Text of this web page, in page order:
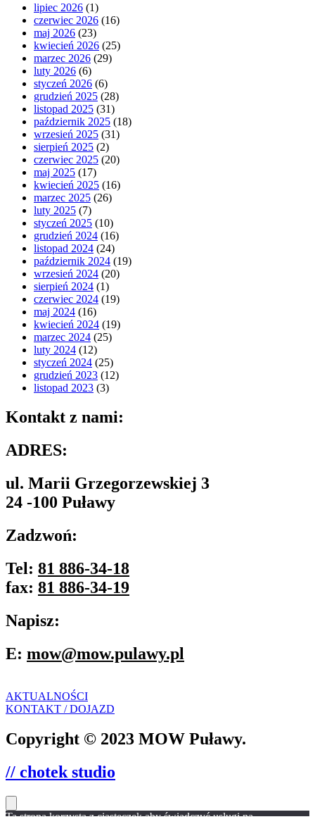
lipiec 2026 (1)
czerwiec 2026 (16)
maj 2026 (23)
kwiecień 2026 (25)
marzec 2026 (29)
luty 2026 (6)
styczeń 2026 (6)
grudzień 2025 (28)
listopad 2025 (31)
październik 2025 (18)
wrzesień 2025 (31)
sierpień 2025 (2)
czerwiec 2025 (20)
maj 2025 (17)
kwiecień 2025 (16)
marzec 2025 (26)
luty 2025 (7)
styczeń 2025 (10)
grudzień 2024 (16)
listopad 2024 (24)
październik 2024 (19)
wrzesień 2024 (20)
sierpień 2024 (1)
czerwiec 2024 (19)
maj 2024 (16)
kwiecień 2024 (19)
marzec 2024 (25)
luty 2024 (12)
styczeń 2024 (25)
grudzień 2023 (12)
listopad 2023 (3)
Kontakt z nami:
ADRES:
ul. Marii Grzegorzewskiej 3
24 -100 Puławy
Zadzwoń:
Tel: 81 886-34-18
fax: 81 886-34-19
Napisz:
E: mow@mow.pulawy.pl
AKTUALNOŚCI
KONTAKT / DOJAZD
Copyright © 2023 MOW Puławy.
// chotek studio
Ta strona korzysta z ciasteczek aby świadczyć usługi na